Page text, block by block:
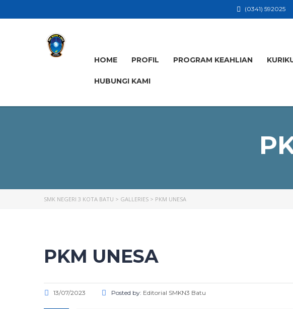
(0341) 592025
HOME PROFIL PROGRAM KEAHLIAN
HUBUNGI KAMI
SMK NEGERI 3 KOTA BATU > GALLERIES > PKM UNESA
PKM UNESA
13/07/2023 Posted by: Editorial SMKN3 Batu